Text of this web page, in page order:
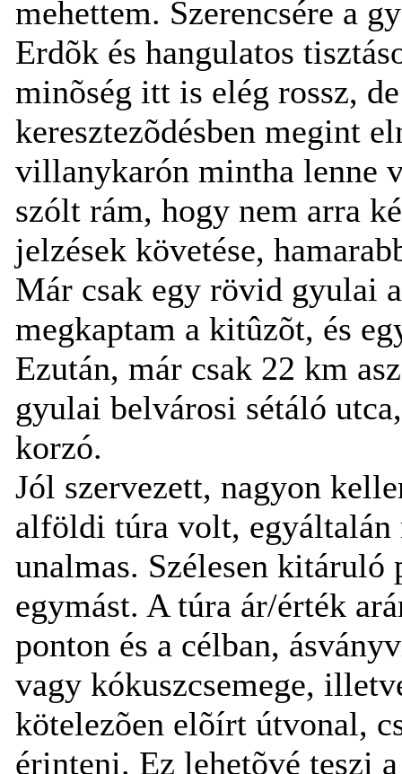
mehettem. Szerencsére a
Erdõk és hangulatos
minõség itt is elég rossz,
keresztezõdésben megint
villanykarón mintha lenne
szólt rám, hogy nem arra
jelzések követése,
Már csak egy rövid gyulai
megkaptam a kitûzõt, és
Ezután, már csak 22 km
gyulai belvárosi sétáló
korzó.
Jól szervezett, nagyon
alföldi túra volt, egyáltalán
unalmas. Szélesen
egymást. A túra ár/érték
ponton és a célban,
vagy kókuszcsemege,
kötelezõen elõírt útvonal,
érinteni. Ez lehetõvé teszi